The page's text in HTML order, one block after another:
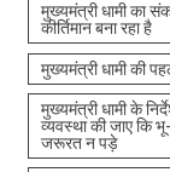
मुख्यमंत्री धामी का
कीर्तिमान बना रहा है
मुख्यमंत्री धामी की
मुख्यमंत्री धामी के
व्यवस्था की जाए कि
जरूरत न पड़े